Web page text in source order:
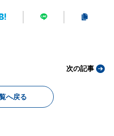
へ戻る
次の記事